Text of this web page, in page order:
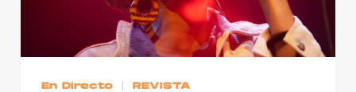
En Directo REVISTA